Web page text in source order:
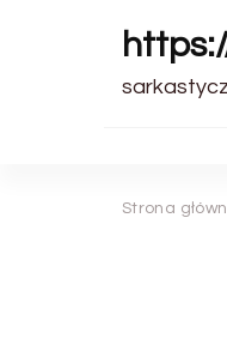
Strona